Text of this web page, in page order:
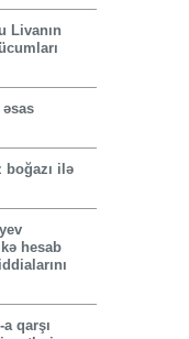
Livanın
əsas
boğazı ilə
hesab
qarşı